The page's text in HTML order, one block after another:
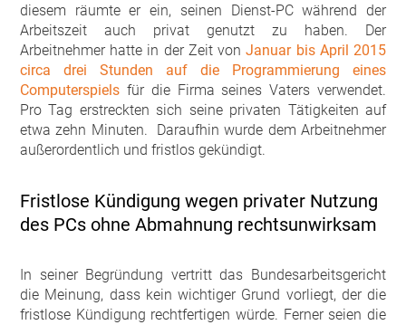
diesem räumte er ein, seinen Dienst-PC während der
Arbeitszeit auch privat genutzt zu haben. Der
Arbeitnehmer hatte in der Zeit vonJanuar bis April 2015
circa drei Stunden auf die Programmierung eines
Computerspiels für die Firma seines Vaters verwendet.
Pro Tag erstreckten sich seine privaten Tätigkeiten auf
etwa zehn Minuten. Daraufhin wurde dem Arbeitnehmer
außerordentlich und fristlos gekündigt.
Fristlose Kündigung wegen privater Nutzung
des PCs ohne Abmahnung rechtsunwirksam
In seiner Begründung vertritt das Bundesarbeitsgericht
die Meinung, dass kein wichtiger Grund vorliegt, der die
fristlose Kündigung rechtfertigen würde. Ferner seien die